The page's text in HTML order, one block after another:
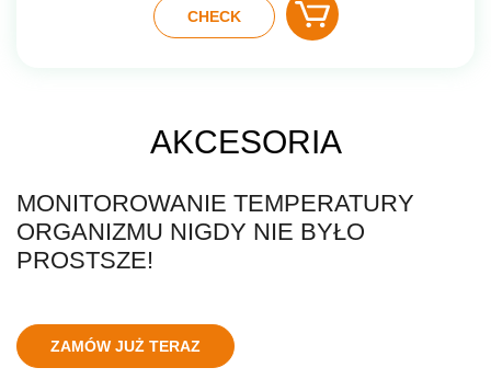
CHECK
AKCESORIA
MONITOROWANIE TEMPERATURY
ORGANIZMU NIGDY NIE BYŁO
PROSTSZE!
ZAMÓW JUŻ TERAZ